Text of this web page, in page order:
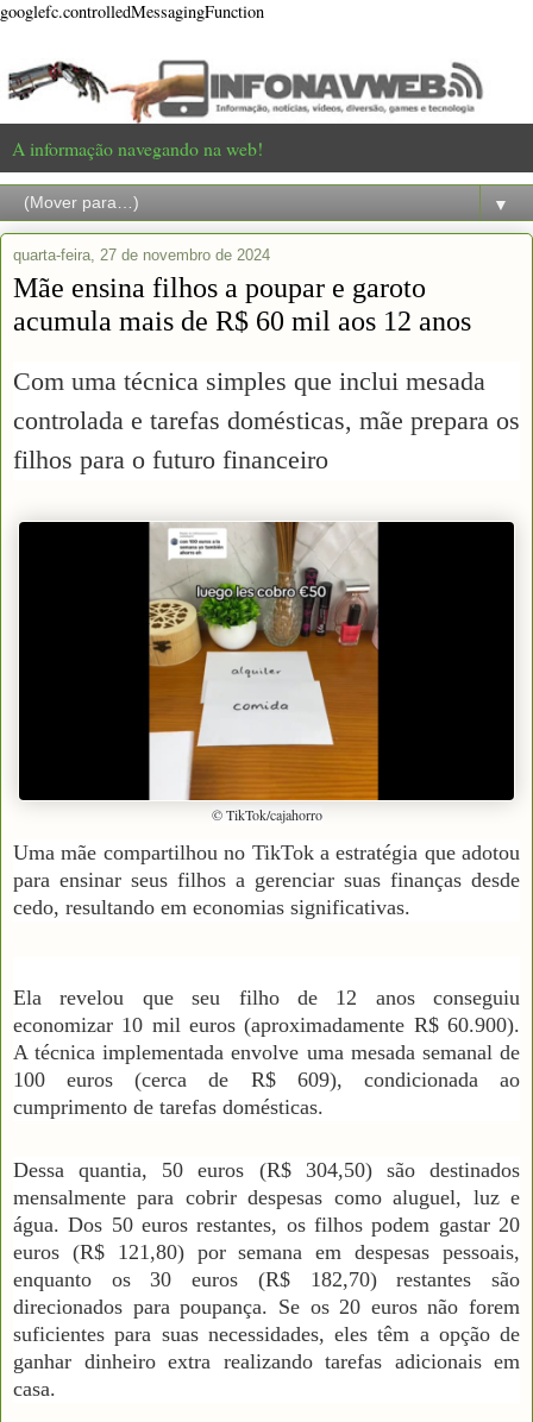
googlefc.controlledMessagingFunction
A informação navegando na web!
▼
quarta-feira, 27 de novembro de 2024
Mãe ensina filhos a poupar e garoto
acumula mais de R$ 60 mil aos 12 anos
Com uma técnica simples que inclui mesada
controlada e tarefas domésticas, mãe prepara os
filhos para o futuro financeiro
© TikTok/cajahorro
Uma mãe compartilhou no TikTok a estratégia que adotou
para ensinar seus filhos a gerenciar suas finanças desde
cedo, resultando em economias significativas.
Ela revelou que seu filho de 12 anos conseguiu
economizar 10 mil euros (aproximadamente R$ 60.900).
A técnica implementada envolve uma mesada semanal de
100 euros (cerca de R$ 609), condicionada ao
cumprimento de tarefas domésticas.
Dessa quantia, 50 euros (R$ 304,50) são destinados
mensalmente para cobrir despesas como aluguel, luz e
água. Dos 50 euros restantes, os filhos podem gastar 20
euros (R$ 121,80) por semana em despesas pessoais,
enquanto os 30 euros (R$ 182,70) restantes são
direcionados para poupança. Se os 20 euros não forem
suficientes para suas necessidades, eles têm a opção de
ganhar dinheiro extra realizando tarefas adicionais em
casa.